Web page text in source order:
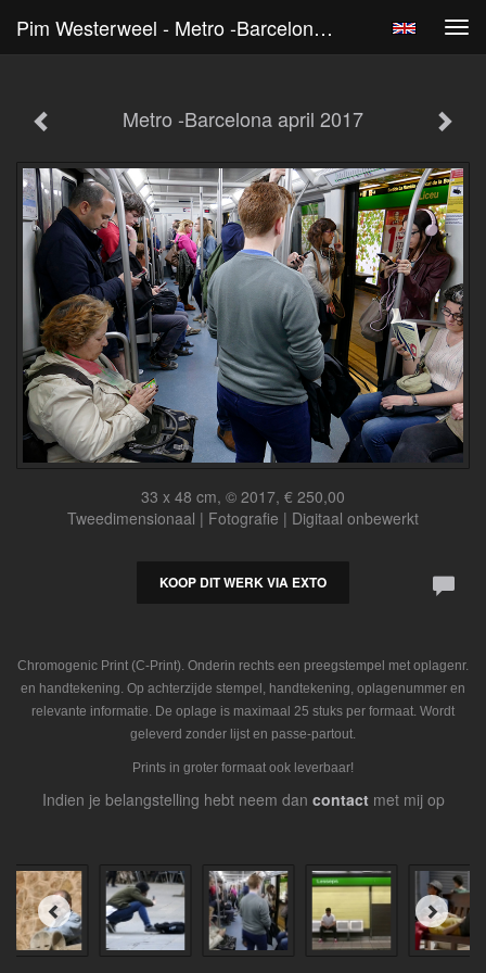
Pim Westerweel - Metro -Barcelona April 2017
Metro -Barcelona april 2017
33 x 48 cm, © 2017, € 250,00
Tweedimensionaal | Fotografie | Digitaal onbewerkt
KOOP DIT WERK VIA EXTO
Chromogenic Print (C-Print). Onderin rechts een preegstempel met oplagenr.
en handtekening. Op achterzijde stempel, handtekening, oplagenummer en
relevante informatie. De oplage is maximaal 25 stuks per formaat. Wordt
geleverd zonder lijst en passe-partout.
Prints in groter formaat ook leverbaar!
Indien je belangstelling hebt neem dan contactmet mij op